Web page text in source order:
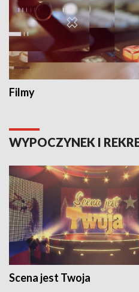
Filmy
WYPOCZYNEK I
Scena jest Twoja